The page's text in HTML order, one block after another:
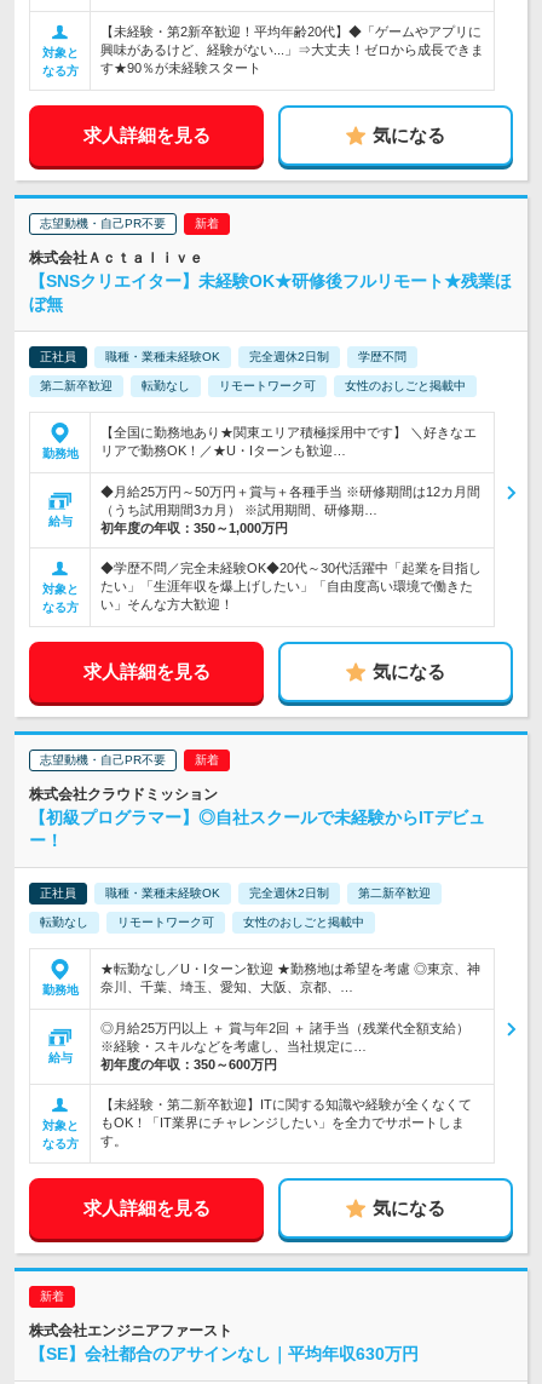
対象と
なる方
【未経験・第2新卒歓迎！平均年齢20代】◆「ゲームやアプリに
興味があるけど、経験がない...」⇒大丈夫！ゼロから成長できま
す★90％が未経験スタート
求人詳細を見る 気になる
志望動機・自己PR不要
株式会社Ａｃｔａｌｉｖｅ
【SNSクリエイター】未経験OK★研修後フルリモート★残業ほ
ぼ無
正社員 職種・業種未経験OK 完全週休2日制 学歴不問
第二新卒歓迎 転勤なし リモートワーク可 女性のおしごと掲載中
勤務地
【全国に勤務地あり★関東エリア積極採用中です】 ＼好きなエ
リアで勤務OK！／★U・Iターンも歓迎…
給与
◆月給25万円～50万円＋賞与＋各種手当 ※研修期間は12カ月間
（うち試用期間3カ月） ※試用期間、研修期…
初年度の年収： 350～1,000万円
対象と
なる方
◆学歴不問／完全未経験OK◆20代～30代活躍中「起業を目指し
たい」「生涯年収を爆上げしたい」「自由度高い環境で働きた
い」そんな方大歓迎！
求人詳細を見る 気になる
志望動機・自己PR不要
株式会社クラウドミッション
【初級プログラマー】◎自社スクールで未経験からITデビュ
ー！
正社員 職種・業種未経験OK 完全週休2日制 第二新卒歓迎
転勤なし リモートワーク可 女性のおしごと掲載中
勤務地
★転勤なし／U・Iターン歓迎 ★勤務地は希望を考慮 ◎東京、神
奈川、千葉、埼玉、愛知、大阪、京都、…
給与
◎月給25万円以上 ＋ 賞与年2回 ＋ 諸手当（残業代全額支給）
※経験・スキルなどを考慮し、当社規定に…
初年度の年収： 350～600万円
対象と
なる方
【未経験・第二新卒歓迎】ITに関する知識や経験が全くなくて
もOK！「IT業界にチャレンジしたい」を全力でサポートしま
す。
求人詳細を見る 気になる
株式会社エンジニアファースト
【SE】会社都合のアサインなし｜平均年収630万円